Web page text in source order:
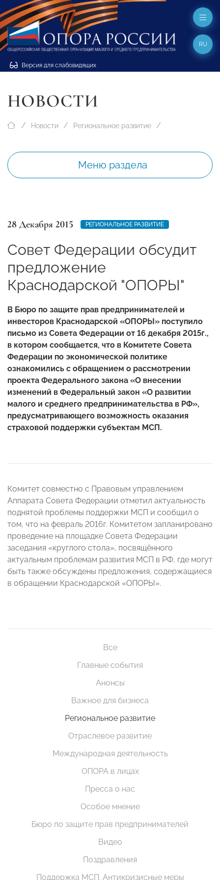
Версия для слабовидящих
RU
НОВОСТИ
Новости Региональное развитие
Меню раздела
28 Декабря 2015 РЕГИОНАЛЬНОЕ РАЗВИТИЕ
Совет Федерации обсудит
предложение
Краснодарской "ОПОРЫ"
В Бюро по защите прав предпринимателей и
инвесторов Краснодарской «ОПОРЫ» поступило
письмо из Совета Федерации от 16 декабря 2015г.,
в котором сообщается, что в Комитете Совета
Федерации по экономической политике
ознакомились с обращением о рассмотрении
проекта Федерального закона «О внесении
изменений в Федеральный закон «О развитии
малого и среднего предпринимательства в РФ»,
предусматривающего возможность оказания
страховой поддержки субъектам МСП.
Комитет совместно с Правовым управлением
Аппарата Совета Федерации отметил актуальность
поднятой проблемы поддержки МСП и сообщил о
том, что на февраль 2016г. Комитетом запланировано
проведение на площадке Совета Федерации
заседания «круглого стола», посвящённого
актуальным проблемам развития МСП в РФ, где могут
быть также обсуждены предложения, содержащиеся
в обращении Краснодарской «ОПОРЫ».
Все
Главные события
Анонсы
Важное для бизнеса
Региональное развитие
Отраслевое развитие
Международная деятельность
ОПОРА в лицах
Пресса о нас
Особое мнение
Бюро по защите прав предпринимателей
Видео
Поздравления
Поддержка МСП. Антикризисные меры